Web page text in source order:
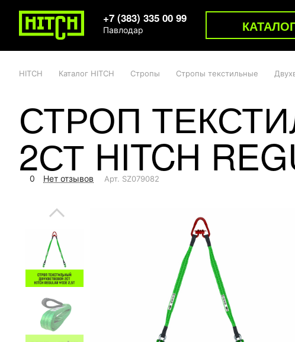
+7 (383) 335 00 99
Павлодар
HITCH Каталог HITCH Стропы Стропы текстильные
СТРОП
2СТ HITCH
0 Нет отзывов Арт. SZ079082